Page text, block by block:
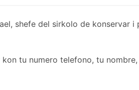
shefe del sirkolo de konservar
kon tu numero telefono, tu